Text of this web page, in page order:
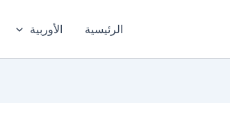
الرئيسية الأوربية